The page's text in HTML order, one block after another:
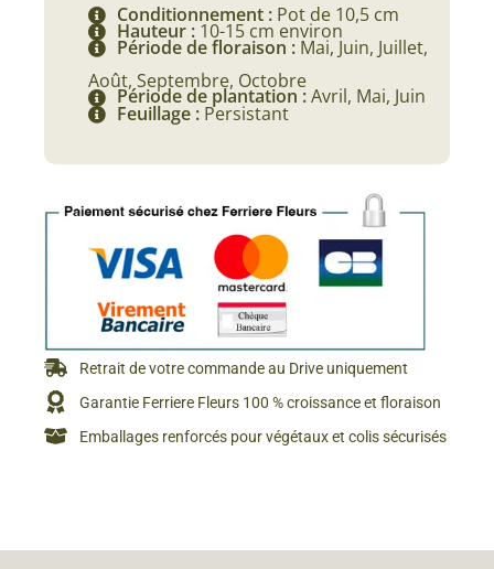
Conditionnement : Pot de 10,5 cm
Hauteur : 10-15 cm environ
Période de floraison : Mai, Juin, Juillet,
Août, Septembre, Octobre
Période de plantation :Avril, Mai, Juin
Feuillage : Persistant
Retrait de votre commande au Drive uniquement
Garantie Ferriere Fleurs 100 % croissance et floraison
Emballages renforcés pour végétaux et colis sécurisés